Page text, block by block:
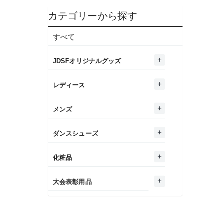
カテゴリーから探す
すべて
JDSFオリジナルグッズ
レディース
メンズ
ダンスシューズ
化粧品
大会表彰用品